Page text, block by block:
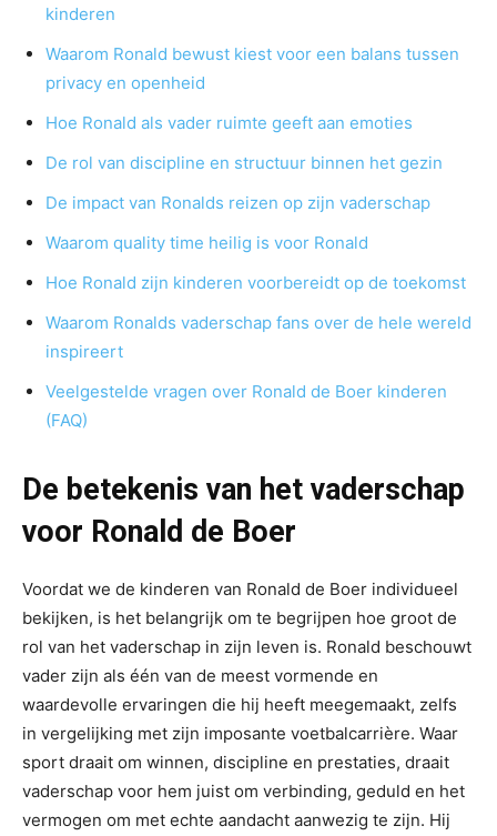
kinderen
Waarom Ronald bewust kiest voor een balans tussen
privacy en openheid
Hoe Ronald als vader ruimte geeft aan emoties
De rol van discipline en structuur binnen het gezin
De impact van Ronalds reizen op zijn vaderschap
Waarom quality time heilig is voor Ronald
Hoe Ronald zijn kinderen voorbereidt op de toekomst
Waarom Ronalds vaderschap fans over de hele wereld
inspireert
Veelgestelde vragen over Ronald de Boer kinderen
(FAQ)
De betekenis van het vaderschap
voor Ronald de Boer
Voordat we de kinderen van Ronald de Boer individueel
bekijken, is het belangrijk om te begrijpen hoe groot de
rol van het vaderschap in zijn leven is. Ronald beschouwt
vader zijn als één van de meest vormende en
waardevolle ervaringen die hij heeft meegemaakt, zelfs
in vergelijking met zijn imposante voetbalcarrière. Waar
sport draait om winnen, discipline en prestaties, draait
vaderschap voor hem juist om verbinding, geduld en het
vermogen om met echte aandacht aanwezig te zijn. Hij